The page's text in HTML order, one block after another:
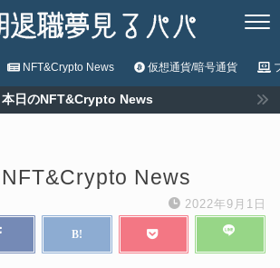
NFT&Crypto News 仮想通貨/暗号通貨
本日のNFT&Crypto News
News
2022年9月1日